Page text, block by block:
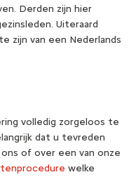
Derden zijn hier
Uiteraard
zijn van een Nederlands
volledig zorgeloos te
dat u tevreden
of over een van onze
welke